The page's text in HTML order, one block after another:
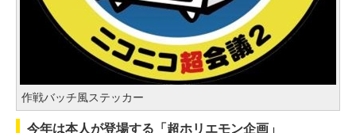
作戦バッチ風ステッカー
今年は本人が登場する「超ホリエモン企画」